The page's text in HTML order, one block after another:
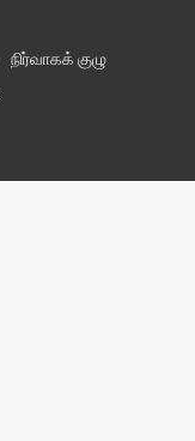
நிர்வாகக் குழு